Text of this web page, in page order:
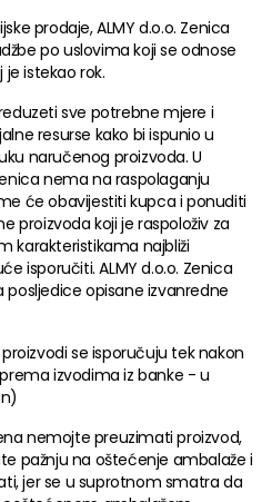
prodaje, ALMY d.o.o. Zenica
po uslovima koji se odnose
je istekao rok.
sve potrebne mjere i
resurse kako bi ispunio u
naručenog proizvoda. U
nema na raspolaganju
će obavijestiti kupca i ponuditi
proizvoda koji je raspoloživ za
karakteristikama najbliži
isporučiti. ALMY d.o.o. Zenica
opisane izvanredne
se isporučuju tek nakon
izvodima iz banke - u
nemojte preuzimati proizvod,
pažnju na oštećenje ambalaže i
jer se u suprotnom smatra da